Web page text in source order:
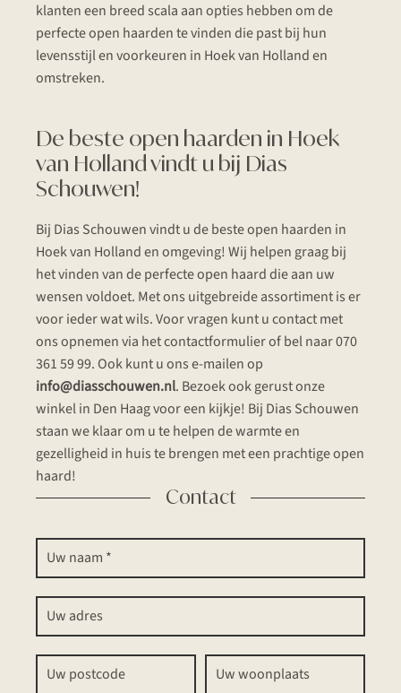
klanten een breed scala aan opties hebben om de
perfecte open haarden te vinden die past bij hun
levensstijl en voorkeuren in Hoek van Holland en
omstreken.
De beste open haarden in Hoek
van Holland vindt u bij Dias
Schouwen!
Bij Dias Schouwen vindt u de beste open haarden in
Hoek van Holland en omgeving! Wij helpen graag bij
het vinden van de perfecte open haard die aan uw
wensen voldoet. Met ons uitgebreide assortiment is er
voor ieder wat wils. Voor vragen kunt u contact met
ons opnemen via het contactformulier of bel naar 070
361 59 99. Ook kunt u ons e-mailen op
info@diasschouwen.nl. Bezoek ook gerust onze
winkel in Den Haag voor een kijkje! Bij Dias Schouwen
staan we klaar om u te helpen de warmte en
gezelligheid in huis te brengen met een prachtige open
haard!
Contact